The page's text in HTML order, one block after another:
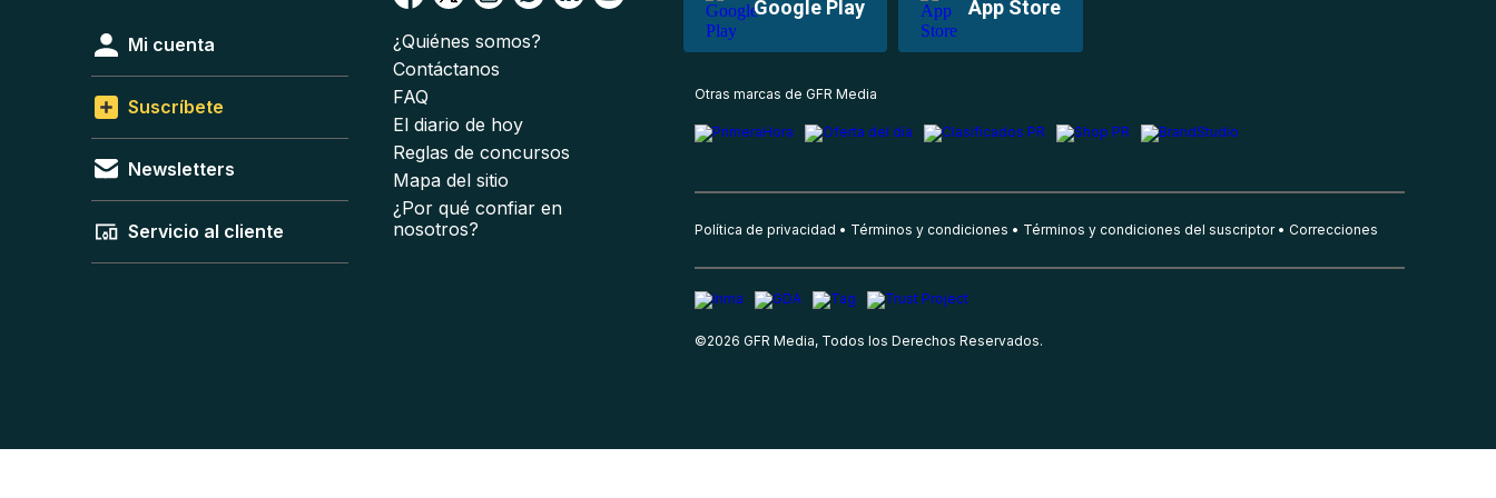
Google Play App Store
Mi cuenta
Suscríbete
Newsletters
Servicio al cliente
¿Quiénes somos?
Contáctanos
FAQ
El diario de hoy
Reglas de concursos
Mapa del sitio
¿Por qué confiar en
nosotros?
Otras marcas de GFR Media
Política de privacidad Términos y condiciones Términos y condiciones del suscriptor Correcciones
©2026 GFR Media, Todos los Derechos Reservados.